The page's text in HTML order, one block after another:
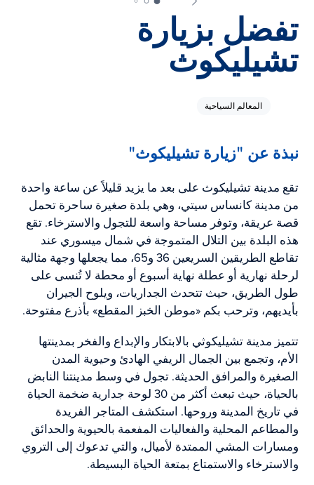
تفضل بزيارة
تشيليكوث
المعالم السياحية
نبذة عن "زيارة تشيليكوث"
تقع مدينة تشيليكوث على بعد ما يزيد قليلاً عن ساعة واحدة
من مدينة كانساس سيتي، وهي بلدة صغيرة ساحرة تحمل
قصة عريقة، وتوفر مساحة واسعة للتجول والاسترخاء. تقع
هذه البلدة بين التلال المتموجة في شمال ميسوري عند
تقاطع الطريقين السريعين 36 و65، مما يجعلها وجهة مثالية
لرحلة نهارية أو عطلة نهاية أسبوع أو محطة لا تُنسى على
طول الطريق، حيث تتحدث الجداريات، ويلوح الجيران
بأيديهم، وترحب بكم «موطن الخبز المقطع» بأذرع مفتوحة.
تتميز مدينة تشيليكوثي بالابتكار والإبداع والفخر بمدينتها
الأم، وتجمع بين الجمال الريفي الهادئ وحيوية المدن
الصغيرة والمرافق الحديثة. تجول في وسط مدينتنا النابض
بالحياة، حيث تبعث أكثر من 30 لوحة جدارية ضخمة الحياة
في تاريخ المدينة وروحها. استكشف المتاجر الفريدة
والمطاعم المحلية والفعاليات المفعمة بالحيوية والحدائق
ومسارات المشي الممتدة لأميال، والتي تدعوك إلى التروي
والاسترخاء والاستمتاع بمتعة الحياة البسيطة.